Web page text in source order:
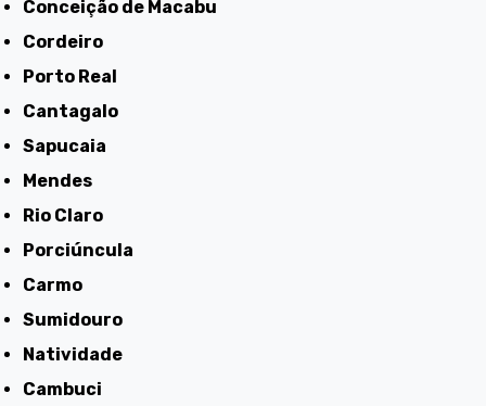
Conceição de Macabu
Cordeiro
Porto Real
Cantagalo
Sapucaia
Mendes
Rio Claro
Porciúncula
Carmo
Sumidouro
Natividade
Cambuci